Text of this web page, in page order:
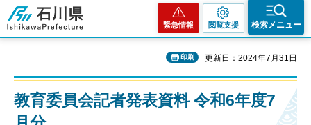
石川県
緊急情報 閲覧支援 検索メニュー
印刷 更新日：2024年7月31日
教育委員会記者発表資料 令和6年度7